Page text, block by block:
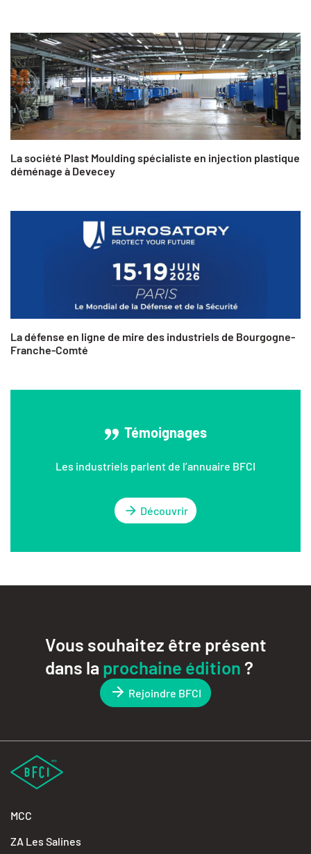
La société Plast Moulding spécialiste en injection plastique
déménage à Devecey
La défense en ligne de mire des industriels de Bourgogne-
Franche-Comté
Témoignages
Les industriels parlent de l’annuaire BFCI
Découvrir
Vous souhaitez être présent
dans la prochaine édition?
Rejoindre BFCI
MCC
ZA Les Salines